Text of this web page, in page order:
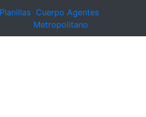
Planillas Cuerpo Agentes
Metropolitano